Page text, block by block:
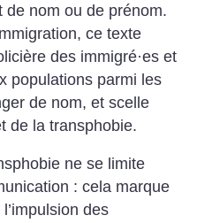
de nom ou de prénom.
ce texte
des immigré·es et
populations parmi les
de nom, et scelle
de la transphobie.
ne se limite
: cela marque
des